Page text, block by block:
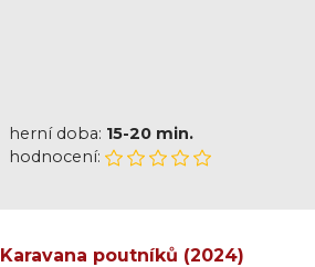
herní doba: 15-20 min.
hodnocení:
Karavana poutníků (2024)